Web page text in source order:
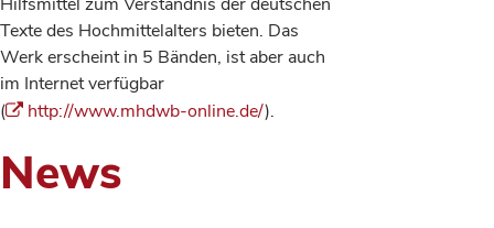
Texte des Hochmittelalters bieten. Das
Werk erscheint in 5 Bänden, ist aber auch
im Internet verfügbar
(
http://www.mhdwb-online.de/).
News